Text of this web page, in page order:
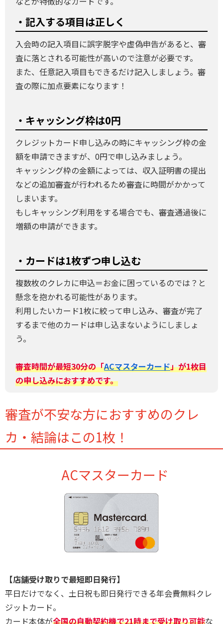
・記入する項目は正しく
入会時の記入項目に誤字脱字や虚偽申告があると、審
査に落とされる可能性が高いので注意が必要です。
また、任意記入項目もできるだけ記入しましょう。審
査の際に加点要素になります！
・キャッシング枠は0円
クレジットカード申し込みの時にキャッシング枠の金
額を申請できますが、0円で申し込みましょう。
キャッシング枠の金額によっては、収入証明書の提出
などの追加審査が行われるため審査に時間がかかって
しまいます。
もしキャッシング利用をする場合でも、審査通過後に
増額の申請ができます。
・カードは1枚ずつ申し込む
複数枚のクレカに申込＝お金に困っているのでは？と
懸念を抱かれる可能性があります。
利用したいカード1枚に絞って申し込み、審査が完了
するまで他のカードは申し込まないようにしましょ
う。
審査時間が最短30分の「ACマスターカード」が1枚目
の申し込みにおすすめです。
審査が不安な方におすすめのクレ
カ・結論はこの1枚！
ACマスターカード
【店舗受け取りで最短即日発行】
平日だけでなく、土日祝も即日発行できる年会費無料クレ
ジットカード。
カード本体が全国の自動契約機で21時まで受け取り可能な